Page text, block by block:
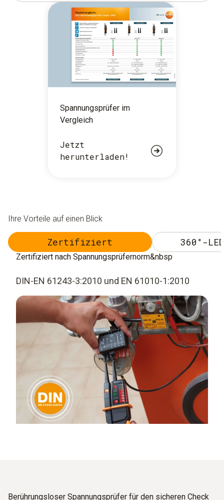
Spannungsprüfer im
Vergleich
Jetzt
herunterladen!
Ihre Vorteile auf einen Blick
Zertifiziert 360°-
Zertifiziert nach Spannungsprüfernorm&nbsp
DIN-EN 61243-3:2010 und EN 61010-1:2010
Berührungsloser Spannungsprüfer für den sicheren Check